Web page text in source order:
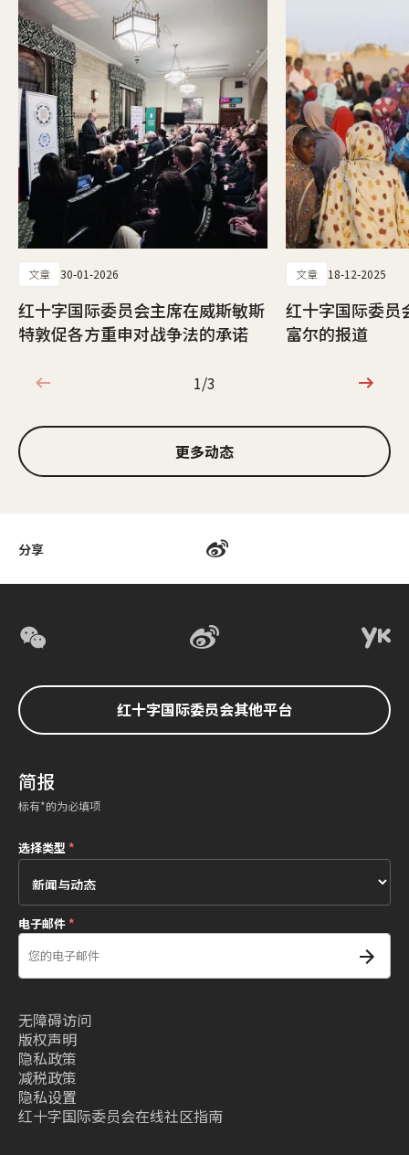
分享
文章 30-01-2026
红十字国际委员会主席在威斯敏斯
特敦促各方重申对战争法的承诺
文章 18-12-2025
红十字国际委员
富尔的报道
1/3
1/3
更多动态
红十字国际委员会其他平台
简报
标有*的为必填项
选择类型*
电子邮件*
无障碍访问
版权声明
隐私政策
减税政策
隐私设置
红十字国际委员会在线社区指南